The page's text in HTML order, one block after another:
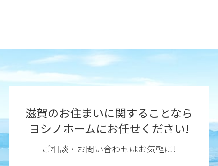
滋賀のお住まいに関することなら
ヨシノホームにお任せください!
ご相談・お問い合わせはお気軽に!